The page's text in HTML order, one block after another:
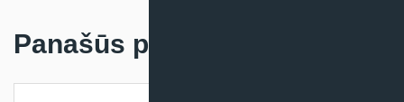
Panašūs produktai